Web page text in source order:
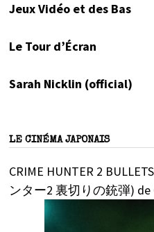
Jeux Vidéo et des Bas
Le Tour d’Écran
Sarah Nicklin (official)
LE CINÉMA JAPONAIS
CRIME HUNTER 2
ンター2 裏切りの銃弾) de